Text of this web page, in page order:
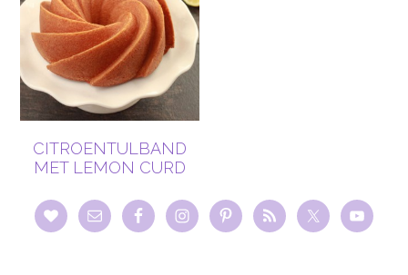
CITROENTULBAND
MET LEMON CURD